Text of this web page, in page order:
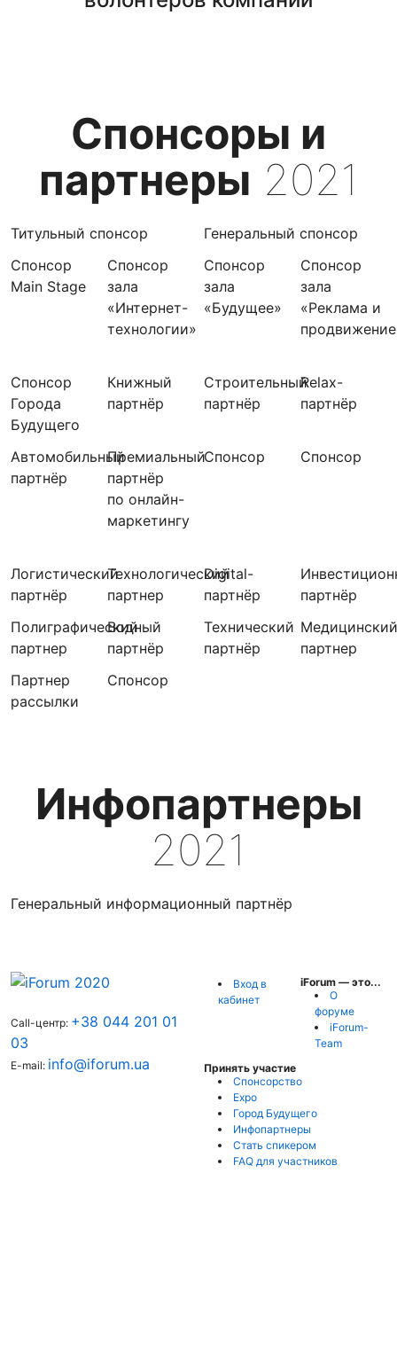
Спонсоры и
партнеры 2021
Титульный спонсор
Генеральный спонсор
Спонсор
Main Stage
Спонсор
зала
«Интернет-
технологии»
Спонсор
зала
«Будущее»
Спонсор
зала
«Реклама и
Спонсор
Города
Будущего
Книжный
партнёр
Строительный
партнёр
Relax-
партнёр
Автомобильный
партнёр
Премиальный
партнёр
по онлайн-
маркетингу
Спонсор Спонсор
Логистический
партнёр
Технологический
партнер
Digital-
партнёр
партнёр
Полиграфический
партнер
Водный
партнёр
Технический
партнёр
Медицинский
партнер
Партнер
рассылки
Cпонсор
Инфопартнеры
2021
Генеральный информационный партнёр
Call-центр: +38 044 201 01
03
E-mail: info@iforum.ua
Вход в
кабинет
iForum — это...
О
форуме
iForum-
Team
Принять участие
Спонсорство
Expo
Город Будущего
Инфопартнеры
Стать спикером
FAQ для участников